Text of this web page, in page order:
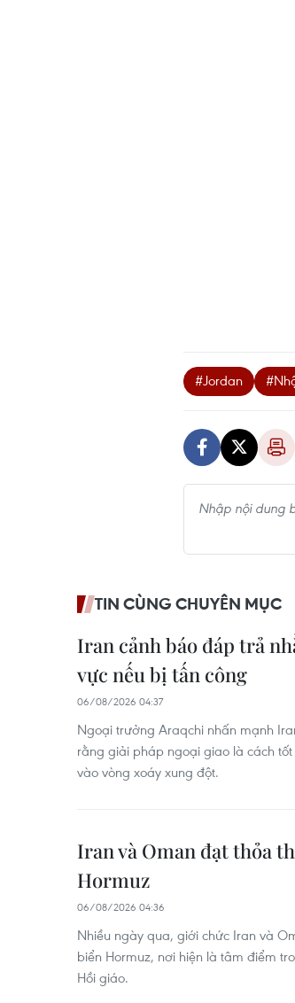
#Jordan
TIN CÙNG CHUYÊN MỤC
Iran cảnh báo đáp trả
vực nếu bị tấn công
06/08/2026 04:37
Ngoại trưởng Araqchi nhấn mạnh
rằng giải pháp ngoại giao là cách
vào vòng xoáy xung đột.
Iran và Oman đạt thỏa
Hormuz
06/08/2026 04:36
Nhiều ngày qua, giới chức Iran và
biển Hormuz, nơi hiện là tâm điểm
Hồi giáo.